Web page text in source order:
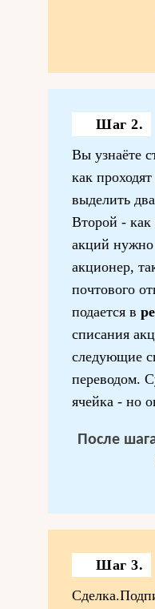
Шаг 2.
Вы узнаёте
как
выделить
Второй - как
акций нужно
акционер,
почтового
подается в
списания
следующие
переводом.
ячейка - но
После
Шаг 3.